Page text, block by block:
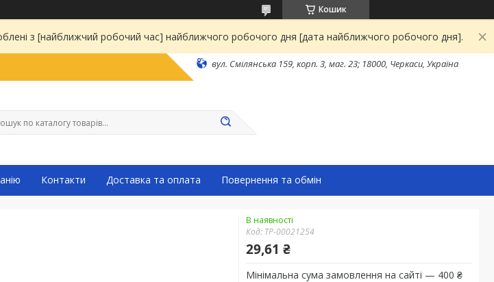
Кошик
з [найближчий робочий час] найближчого робочого дня [дата найближчого робочого дня].
вул. Смілянська 159, корп. 3, маг. 23; 18000, Черкаси, Україна
Контакти Доставка та оплата Повернення та обмін
В наявності
Код: ТР-00021254
29,61 ₴
Мінімальна сума замовлення на сайті — 400 ₴